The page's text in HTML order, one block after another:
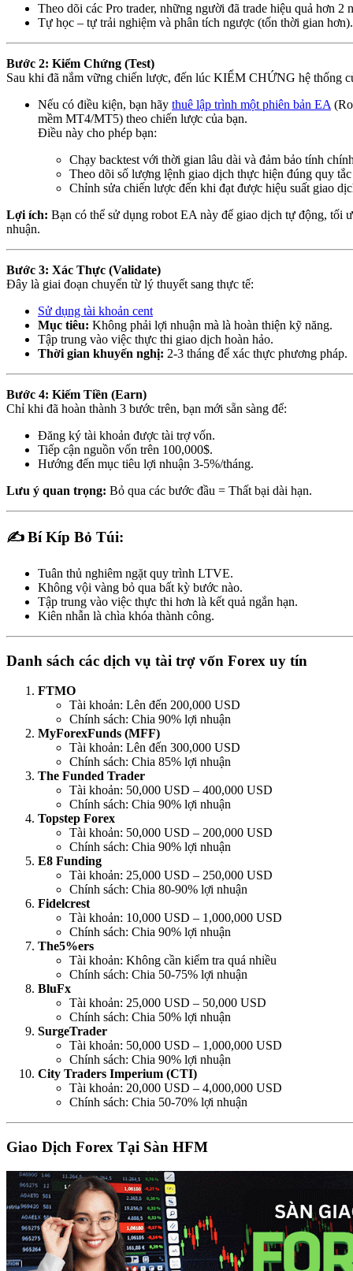
Theo dõi các Pro trader, những người đã trade hiệu quả hơn 2
Tự học – tự trải nghiệm và phân tích ngược (tốn thời gian hơn).
Bước 2: Kiểm Chứng (Test)
Sau khi đã nắm vững chiến lược, đến lúc KIỂM CHỨNG hệ thống
Nếu có điều kiện, bạn hãy thuê lập trình một phiên bản EA
mềm MT4/MT5) theo chiến lược của bạn.
Điều này cho phép bạn:
Chạy backtest với thời gian lâu dài và đảm bảo tính
Theo dõi số lượng lệnh giao dịch thực hiện đúng quy tắc
Chỉnh sửa chiến lược đến khi đạt được hiệu suất giao
Lợi ích: Bạn có thể sử dụng robot EA này để giao dịch tự động, tối
nhuận.
Bước 3: Xác Thực (Validate)
Đây là giai đoạn chuyển từ lý thuyết sang thực tế:
Sử dụng tài khoản cent
Mục tiêu: Không phải lợi nhuận mà là hoàn thiện kỹ năng.
Tập trung vào việc thực thi giao dịch hoàn hảo.
Thời gian khuyến nghị: 2-3 tháng để xác thực phương pháp.
Bước 4: Kiếm Tiền (Earn)
Chỉ khi đã hoàn thành 3 bước trên, bạn mới sẵn sàng để:
Đăng ký tài khoản được tài trợ vốn.
Tiếp cận nguồn vốn trên 100,000$.
Hướng đến mục tiêu lợi nhuận 3-5%/tháng.
Lưu ý quan trọng: Bỏ qua các bước đầu = Thất bại dài hạn.
✍️ Bí Kíp Bỏ Túi:
Tuân thủ nghiêm ngặt quy trình LTVE.
Không vội vàng bỏ qua bất kỳ bước nào.
Tập trung vào việc thực thi hơn là kết quả ngắn hạn.
Kiên nhẫn là chìa khóa thành công.
Danh sách các dịch vụ tài trợ vốn Forex uy tín
FTMO
Tài khoản: Lên đến 200,000 USD
Chính sách: Chia 90% lợi nhuận
MyForexFunds (MFF)
Tài khoản: Lên đến 300,000 USD
Chính sách: Chia 85% lợi nhuận
The Funded Trader
Tài khoản: 50,000 USD – 400,000 USD
Chính sách: Chia 90% lợi nhuận
Topstep Forex
Tài khoản: 50,000 USD – 200,000 USD
Chính sách: Chia 90% lợi nhuận
E8 Funding
Tài khoản: 25,000 USD – 250,000 USD
Chính sách: Chia 80-90% lợi nhuận
Fidelcrest
Tài khoản: 10,000 USD – 1,000,000 USD
Chính sách: Chia 90% lợi nhuận
The5%ers
Tài khoản: Không cần kiểm tra quá nhiều
Chính sách: Chia 50-75% lợi nhuận
BluFx
Tài khoản: 25,000 USD – 50,000 USD
Chính sách: Chia 50% lợi nhuận
SurgeTrader
Tài khoản: 50,000 USD – 1,000,000 USD
Chính sách: Chia 90% lợi nhuận
City Traders Imperium (CTI)
Tài khoản: 20,000 USD – 4,000,000 USD
Chính sách: Chia 50-70% lợi nhuận
Giao Dịch Forex Tại Sàn HFM